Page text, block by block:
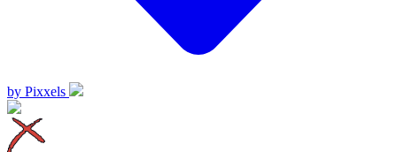
by Pixxels